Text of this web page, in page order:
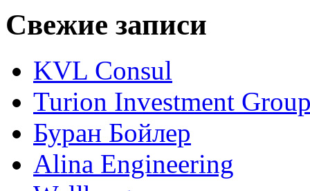
Свежие записи
KVL Consul
Turion Investment
Буран Бойлер
Alina Engineering